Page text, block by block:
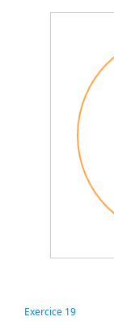
Exercice 19